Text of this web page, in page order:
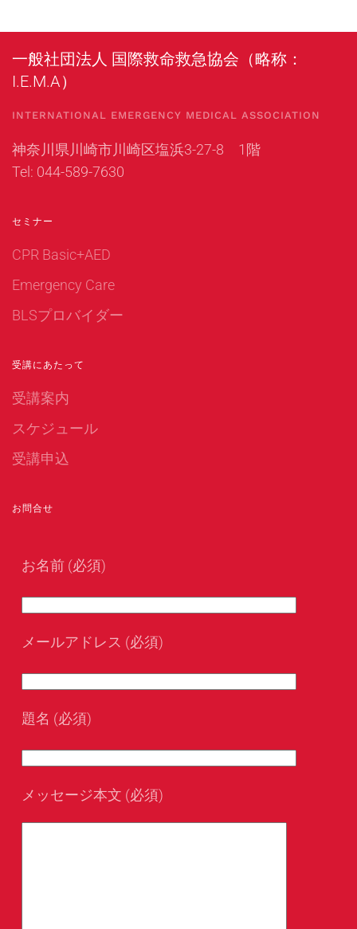
一般社団法人 国際救命救急協会（略称：
I.E.M.A）
INTERNATIONAL EMERGENCY MEDICAL ASSOCIATION
神奈川県川崎市川崎区塩浜3-27-8 1階
Tel: 044-589-7630
セミナー
CPR Basic+AED
Emergency Care
BLSプロバイダー
受講にあたって
受講案内
スケジュール
受講申込
お問合せ
お名前 (必須)
メールアドレス (必須)
題名 (必須)
メッセージ本文 (必須)